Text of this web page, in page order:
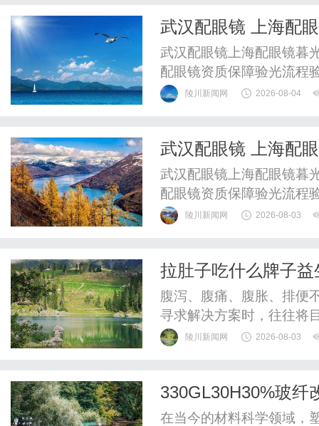
年初，她才被正式确诊为...
武汉配眼镜 上海配
武汉配眼镜上海配眼镜暮
配眼镜资质保障验光流程
惠，兼顾高专业度与高性
陵川新闻网 2026-08-04
武汉配眼镜 上海配
武汉配眼镜上海配眼镜暮
配眼镜资质保障验光流程
惠，兼顾高专业度与高性
陵川新闻网 2026-08-03
拉肚子吃什么牌子
修复机制看益生菌选
腹泻、腹痛、腹胀、排便
寻求解决方案时，往往将
牌，一个问题随之产生：
品背后的菌株科研证据和
陵川新闻网 2026-08-03
330GL30H30%玻纤
择
在当今的材料科学领域，